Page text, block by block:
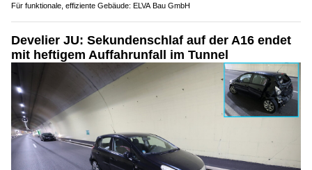
Für funktionale, effiziente Gebäude: ELVA Bau GmbH
Develier JU: Sekundenschlaf auf der A16 endet
mit heftigem Auffahrunfall im Tunnel